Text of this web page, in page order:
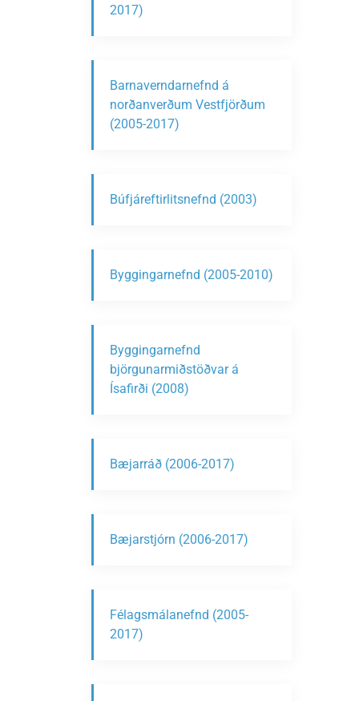
2017)
Barnaverndarnefnd á
norðanverðum Vestfjörðum
(2005-2017)
Búfjáreftirlitsnefnd (2003)
Byggingarnefnd (2005-2010)
Byggingarnefnd
björgunarmiðstöðvar á
Ísafirði (2008)
Bæjarráð (2006-2017)
Bæjarstjórn (2006-2017)
Félagsmálanefnd (2005-
2017)